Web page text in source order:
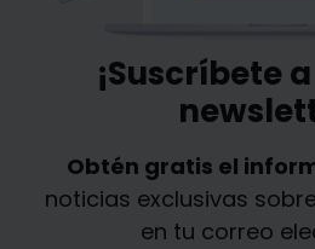
¡Suscríbete
Obtén gratis el
noticias exclusivas
en tu correo